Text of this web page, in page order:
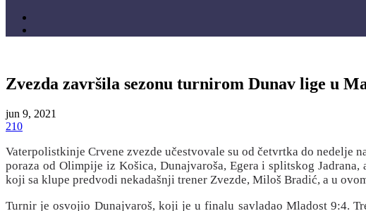
Zvezda završila sezonu turnirom Dunav lige u
jun 9, 2021
210
Vaterpolistkinje Crvene zvezde učestvovale su od četvrtka do nedelje
poraza od Olimpije iz Košica, Dunajvaroša, Egera i splitskog
koji sa klupe predvodi nekadašnji trener Zvezde, Miloš Bradić, a u
Turnir je osvojio Dunajvaroš, koji je u finalu savladao Mladost 9:4.